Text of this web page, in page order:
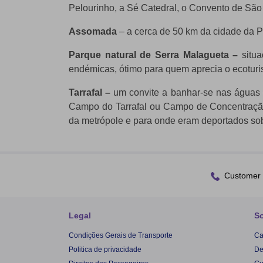
Pelourinho, a Sé Catedral, o Convento de
Assomada – a cerca de 50 km da cidade da
Parque natural de Serra Malagueta –
endémicas, ótimo para quem aprecia o
Tarrafal – um convite a banhar-se nas
Campo do Tarrafal ou Campo de
da metrópole e para onde eram deportados
Customer
Legal
Condições Gerais de Transporte
Politica de privacidade